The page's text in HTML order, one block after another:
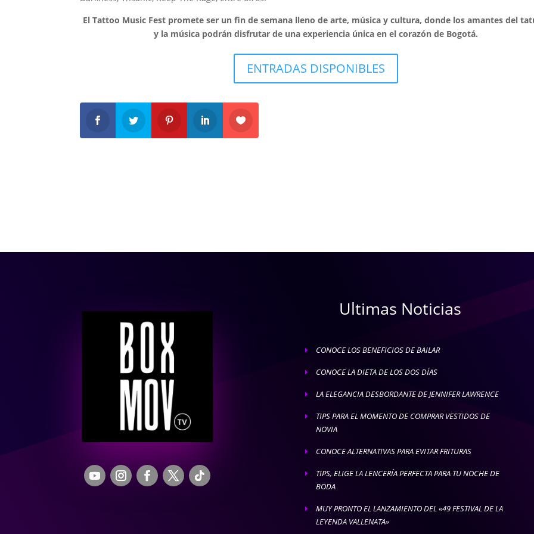
El Tattoo Music Fest promete ser un fin de semana lleno de arte, música y cultura, donde los amantes del
y la música podrán disfrutar de una experiencia única en el corazón de Bogotá.
ENTRADAS DISPONIBLES
Ultimas Noticias
E CONOCE LOS BENEFICIOS DE BAILAR
E CONOCE LA DIETA DE LOS DOS DÍAS
E LA ELEGANCIA DESBORDANTE DE JENNIFER LAWRENCE
E
TIPS PARA EL MOMENTO DE COMPRAR VESTIDOS DE
NOVIA
E CONOCE ALTERNATIVAS PARA EVITAR FRITURAS
E
TIPS, ELIGE LA LENCERÍA PERFECTA PARA TU NOCHE DE
BODA
E
MUY PRONTO EL LANZAMIENTO DEL «49 FESTIVAL DE LA
LEYENDA VALLENATA»